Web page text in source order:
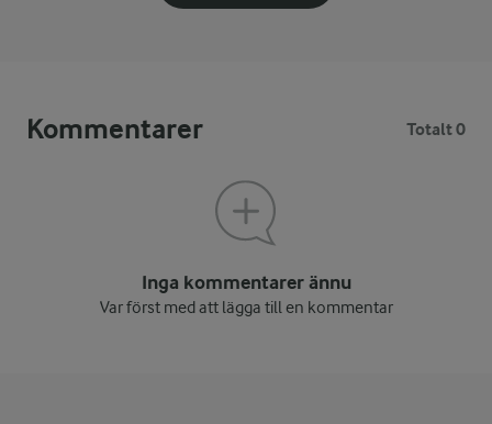
Kommentarer Totalt 0
Inga kommentarer ännu
Var först med att lägga till en kommentar